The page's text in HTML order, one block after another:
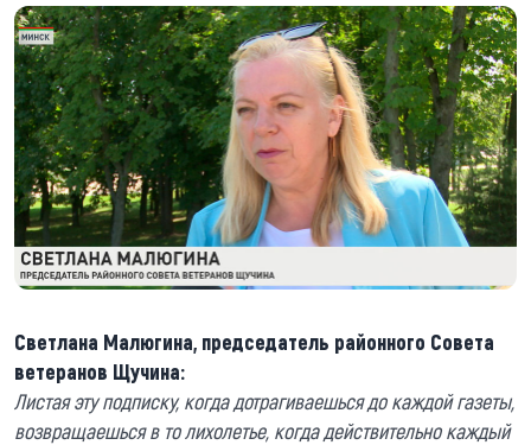
Светлана Малюгина, председатель районного Совета
ветеранов Щучина:
Листая эту подписку, когда дотрагиваешься до каждой газеты,
возвращаешься в то лихолетье, когда действительно каждый